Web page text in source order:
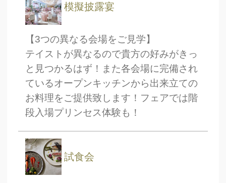
模擬披露宴
【3つの異なる会場をご見学】
テイストが異なるので貴方の好みがきっ
と見つかるはず！また各会場に完備され
ているオープンキッチンから出来立ての
お料理をご提供致します！フェアでは階
段入場プリンセス体験も！
試食会